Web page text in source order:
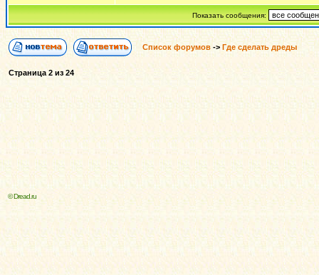
Показать сообщения:
Список форумов -> Где сделать дреды
Страница 2 из 24
© Dread.ru